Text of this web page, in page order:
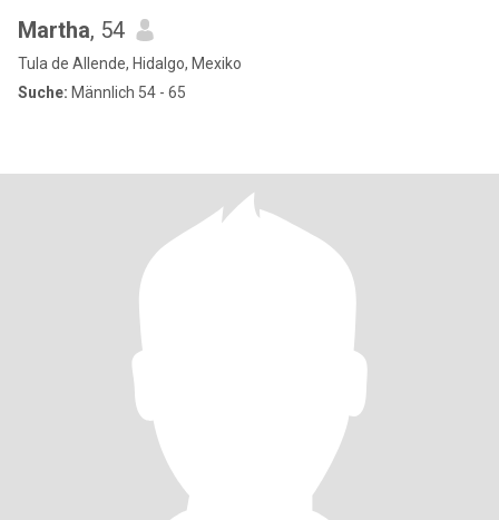
Martha, 54
Tula de Allende, Hidalgo, Mexiko
Suche: Männlich 54 - 65